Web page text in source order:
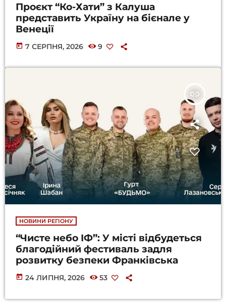
Проєкт “Ко-Хати” з Калуша
представить Україну на бієнале у
Венеції
today 7 СЕРПНЯ, 2026 9
insert_link
НОВИНИ РЕГІОНУ
“Чисте небо ІФ”: У місті відбудеться
благодійний фестиваль задля
розвитку безпеки Франківська
today 24 ЛИПНЯ, 2026 53